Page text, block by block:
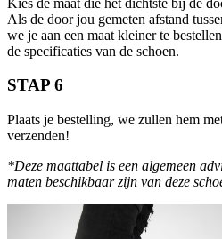
Als de door jou gemeten afstand
we je aan een maat kleiner te
de specificaties van de schoen.
STAP 6
Plaats je bestelling, we zullen hem
verzenden!
*Deze maattabel is een algemeen
maten beschikbaar zijn van deze